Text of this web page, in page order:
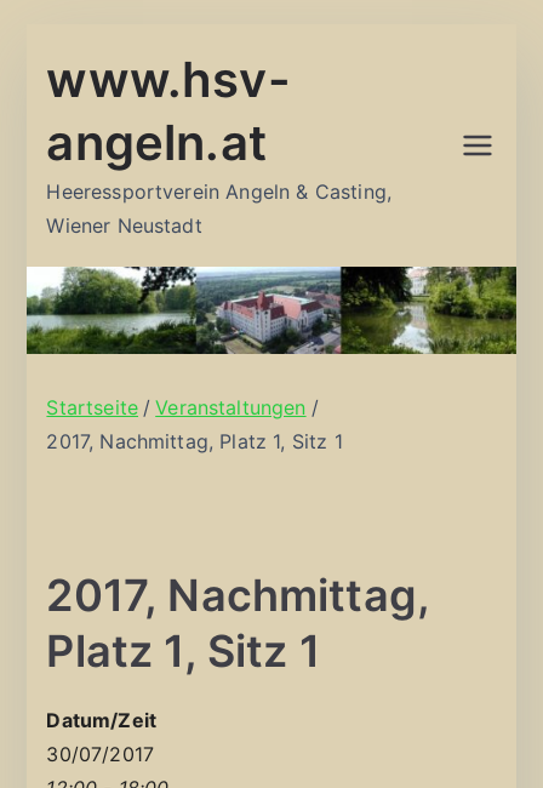
Inhalt
www.hsv-
angeln.at
Heeressportverein Angeln & Casting,
Wiener Neustadt
Startseite
Veranstaltungen
2017, Nachmittag, Platz 1, Sitz 1
2017, Nachmittag,
Platz 1, Sitz 1
Datum/Zeit
30/07/2017